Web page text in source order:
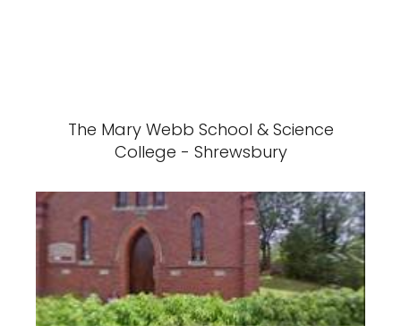
The Mary Webb School & Science
College - Shrewsbury